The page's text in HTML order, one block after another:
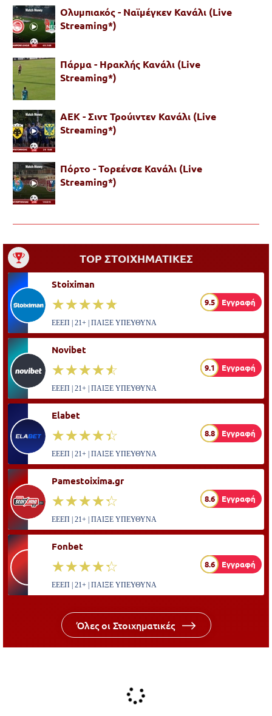
Ολυμπιακός - Ναϊμέγκεν Κανάλι (Live
Streaming*)
Πάρμα - Ηρακλής Κανάλι (Live
Streaming*)
ΑΕΚ - Σιντ Τρούιντεν Κανάλι (Live
Streaming*)
Πόρτο - Τορεένσε Κανάλι (Live
Streaming*)
TOP ΣΤΟΙΧΗΜΑΤΙΚΕΣ
Stoiximan
☆☆☆☆☆
★★★★★ 9.5 Εγγραφή
ΕΕΕΠ | 21+ | ΠΑΙΞΕ ΥΠΕΥΘΥΝΑ
Novibet
☆☆☆☆☆
★★★★★ 9.1 Εγγραφή
ΕΕΕΠ | 21+ | ΠΑΙΞΕ ΥΠΕΥΘΥΝΑ
Elabet
☆☆☆☆☆
★★★★★ 8.8 Εγγραφή
ΕΕΕΠ | 21+ | ΠΑΙΞΕ ΥΠΕΥΘΥΝΑ
Pamestoixima.gr
☆☆☆☆☆
★★★★★ 8.6 Εγγραφή
ΕΕΕΠ | 21+ | ΠΑΙΞΕ ΥΠΕΥΘΥΝΑ
Fonbet
☆☆☆☆☆
★★★★★ 8.6 Εγγραφή
ΕΕΕΠ | 21+ | ΠΑΙΞΕ ΥΠΕΥΘΥΝΑ
Όλες οι Στοιχηματικές